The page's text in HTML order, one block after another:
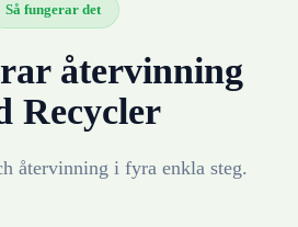
Så fungerar det
återvinning
Recycler
återvinning i fyra enkla steg.